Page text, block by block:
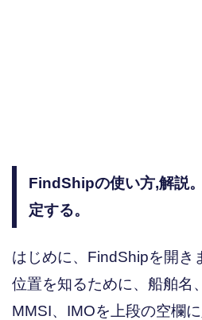
FindShipの使い方,解説
定する。
はじめに、FindShipを開き
位置を知るために、船舶名
MMSI、IMOを上段の空欄に